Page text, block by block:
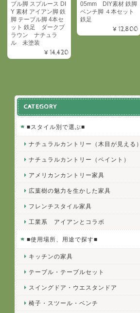
ブル脚 スプルース DI
Y 素材 アイアン脚 鉄
脚 テーブル脚 4本セ
ット 鉄足 ダークブ
ラウン ナチュラ
ル 未塗装
¥14,420
05mm DIY素材 鉄脚
ベンチ脚 ４本セット
鉄足
¥12,800
CATEGORY
■スタイル別で選ぶ■
ナチュラルカントリー（木目が見える）
ナチュラルカントリー（ペイント）
アメリカンカントリー家具
広葉樹の魅力を生かした家具
フレンチスタイル家具
工業系 アイアンとコラボ
■使用場所、用途で探す■
キッチンの家具
テーブル・テーブルセット
スイングドア・ウエスタンドア
椅子・スツール・ベンチ